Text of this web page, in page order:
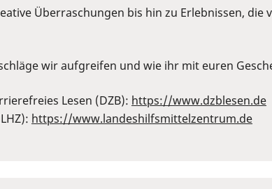
Überraschungen bis hin zu Erlebnissen,
wir aufgreifen und wie ihr mit euren
Lesen (DZB): https://www.dzblesen.de
https://www.landeshilfsmittelzentrum.de